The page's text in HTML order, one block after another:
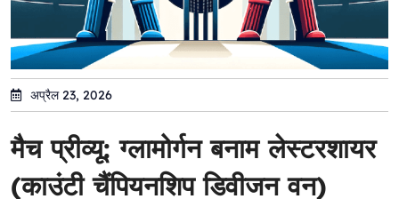
अप्रैल 23, 2026
मैच प्रीव्यू: ग्लामोर्गन बनाम लेस्टरशायर
(काउंटी चैंपियनशिप डिवीजन वन)